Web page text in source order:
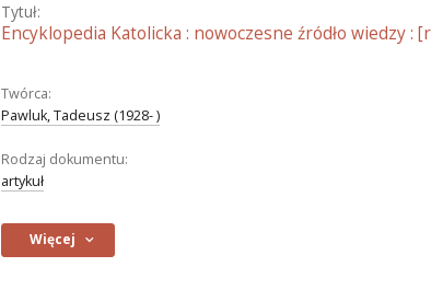
Tytuł:
Encyklopedia Katolicka : nowoczesne źródło wiedzy :
Twórca:
Pawluk, Tadeusz (1928- )
Rodzaj dokumentu:
artykuł
Więcej